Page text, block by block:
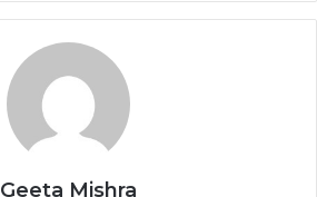
Geeta Mishra